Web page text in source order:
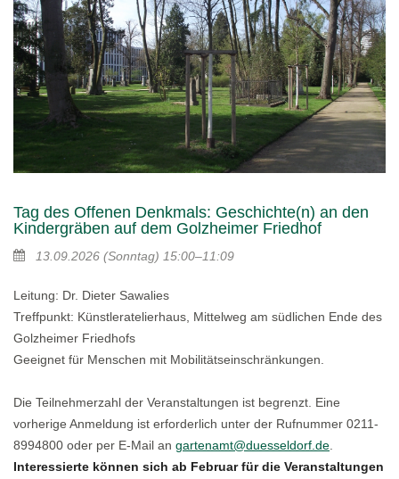
Tag des Offenen Denkmals: Geschichte(n) an den
Kindergräben auf dem Golzheimer Friedhof
13.09.2026 (Sonntag) 15:00–11:09
Leitung: Dr. Dieter Sawalies
Treffpunkt: Künstleratelierhaus, Mittelweg am südlichen Ende des
Golzheimer Friedhofs
Geeignet für Menschen mit Mobilitätseinschränkungen.
Die Teilnehmerzahl der Veranstaltungen ist begrenzt. Eine
vorherige Anmeldung ist erforderlich unter der Rufnummer 0211-
8994800 oder per E-Mail an gartenamt@duesseldorf.de
Interessierte können sich ab Februar für die Veranstaltungen